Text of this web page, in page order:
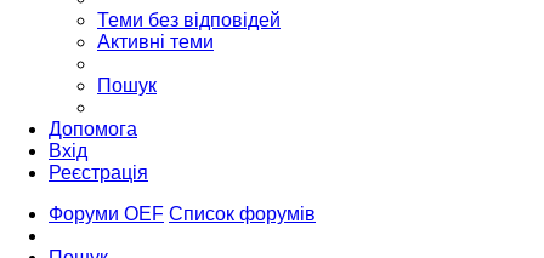
Теми без відповідей
Активні теми
Пошук
Допомога
Вхід
Реєстрація
Форуми OEF Список форумів